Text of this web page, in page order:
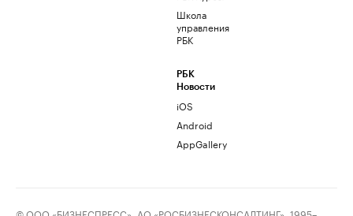
Школа
управления
РБК
РБК
Новости
iOS
Android
AppGallery